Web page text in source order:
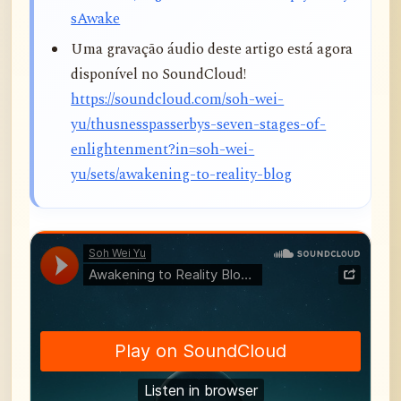
sAwake
Uma gravação áudio deste artigo está agora
disponível no SoundCloud!
https://soundcloud.com/soh-wei-
yu/thusnesspasserbys-seven-stages-of-
enlightenment?in=soh-wei-
yu/sets/awakening-to-reality-blog